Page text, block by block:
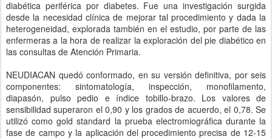
diabética periférica por diabetes. Fue una investigación surgida
desde la necesidad clínica de mejorar tal procedimiento y dada la
heterogeneidad, explorada también en el estudio, por parte de las
enfermeras a la hora de realizar la exploración del pie diabético en
las consultas de Atención Primaria.
NEUDIACAN quedó conformado, en su versión definitiva, por seis
componentes: sintomatología, inspección, monofilamento,
diapasón, pulso pedio e índice tobillo-brazo. Los valores de
sensibilidad superaron el 0,90 y los grados de acuerdo, el 0,78. Se
utilizó como gold standard la prueba electromiográfica durante la
fase de campo y la aplicación del procedimiento precisa de 12-15